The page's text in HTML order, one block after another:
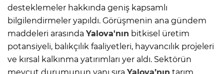
desteklemeler hakkında geniş kapsamlı
bilgilendirmeler yapıldı. Görüşmenin ana gündem
maddeleri arasında Yalova'nın bitkisel üretim
potansiyeli, balıkçılık faaliyetleri, hayvancılık projeleri
ve kırsal kalkınma yatırımları yer aldı. Sektörün